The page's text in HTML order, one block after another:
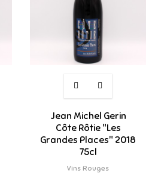
Jean Michel Gerin
Côte Rôtie "Les
Grandes Places" 2018
75cl
Vins Rouges